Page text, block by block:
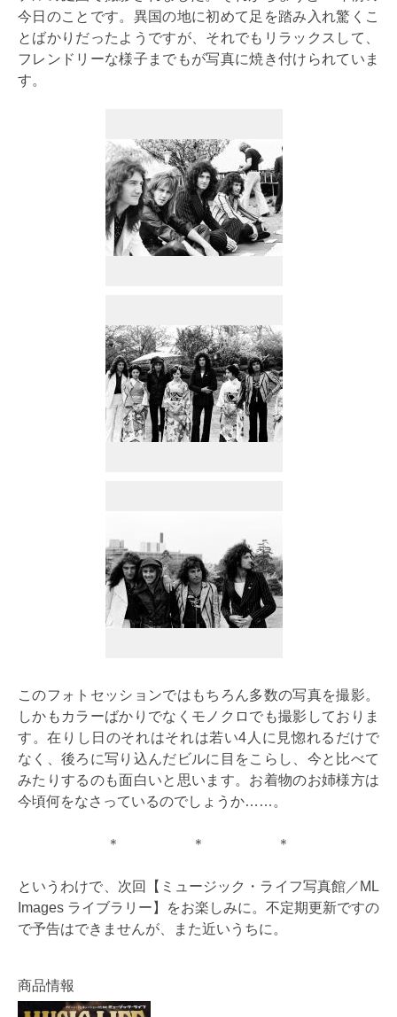
今日のことです。異国の地に初めて足を踏み入れ驚くこ
とばかりだったようですが、それでもリラックスして、
フレンドリーな様子までもが写真に焼き付けられていま
す。
このフォトセッションではもちろん多数の写真を撮影。
しかもカラーばかりでなくモノクロでも撮影しておりま
す。在りし日のそれはそれは若い4人に見惚れるだけで
なく、後ろに写り込んだビルに目をこらし、今と比べて
みたりするのも面白いと思います。お着物のお姉様方は
今頃何をなさっているのでしょうか……。
＊ ＊ ＊
というわけで、次回【ミュージック・ライフ写真館／ML
Images ライブラリー】をお楽しみに。不定期更新ですの
で予告はできませんが、また近いうちに。
商品情報